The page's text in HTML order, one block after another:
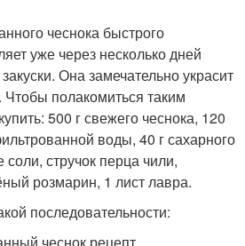
чеснока быстрого
уже через несколько дней
Она замечательно украсит
полакомиться таким
500 г свежего чеснока, 120
воды, 40 г сахарного
стручок перца чили,
розмарин, 1 лист лавра.
последовательности: